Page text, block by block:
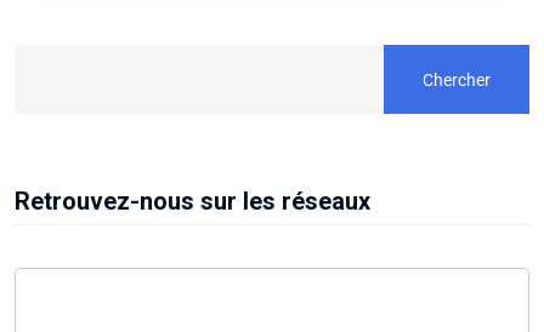
Chercher
Retrouvez-nous sur les réseaux